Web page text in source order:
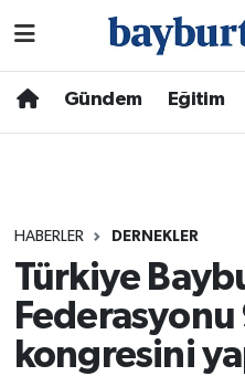
Gündem Eğitim
HABERLER DERNEKLER
Türkiye
kongresini
Hava Durumu
Süper Lig Puan
Tüm Manşetler